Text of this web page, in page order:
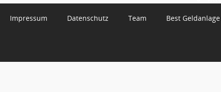
Impressum Datenschutz Team Best Geldanlage